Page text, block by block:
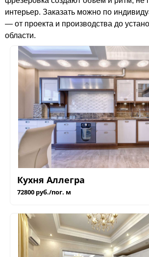
интерьер. Заказать можно по
— от проекта и производства до
области.
Кухня Аллегра
72800 руб./пог. м